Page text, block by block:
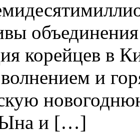
корейцев в
и
и […]